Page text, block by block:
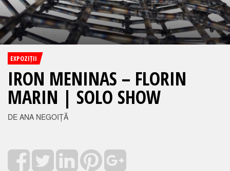
EXPOZIȚII
IRON MENINAS – FLORIN
MARIN | SOLO SHOW
DE ANA NEGOIȚĂ